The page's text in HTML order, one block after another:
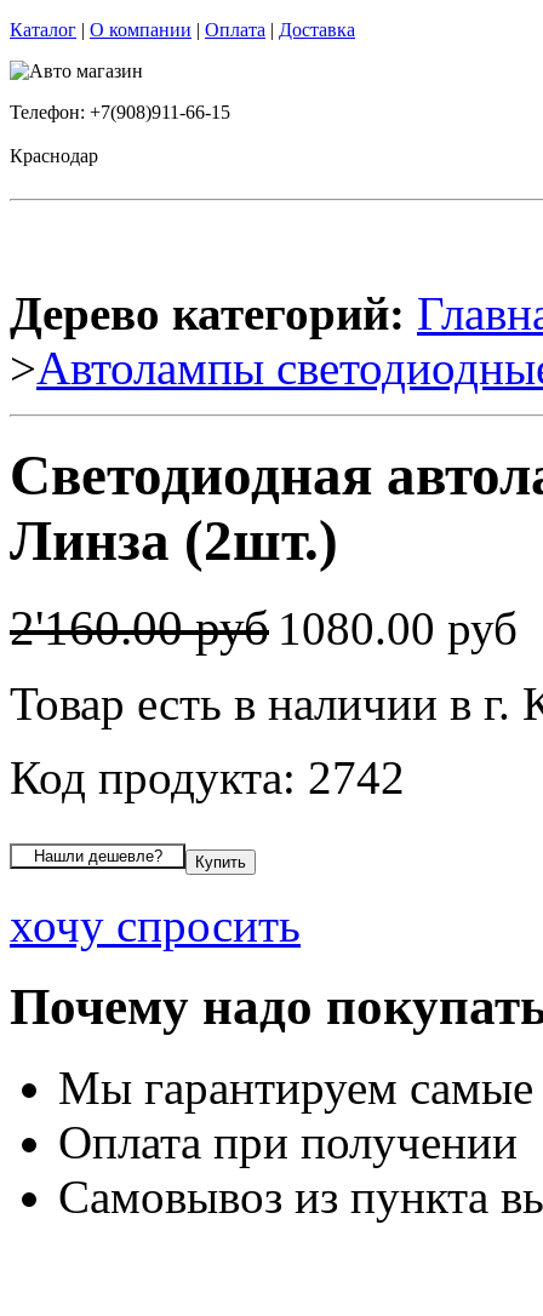
Каталог | О компании | Оплата | Доставка
Телефон: +7(908)911-66-15
Краснодар
Дерево категорий:
>Автолампы
Светодиодная
Линза (2шт.)
2'160.00 руб 1080.00 руб
Товар есть в наличии в г.
Код продукта: 2742
хочу спросить
Почему надо
Мы гарантируем
Оплата при получении
Самовывоз из пункта